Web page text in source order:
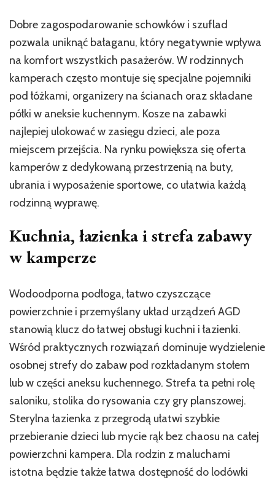
Dobre zagospodarowanie schowków i szuflad
pozwala uniknąć bałaganu, który negatywnie wpływa
na komfort wszystkich pasażerów. W rodzinnych
kamperach często montuje się specjalne pojemniki
pod łóżkami, organizery na ścianach oraz składane
półki w aneksie kuchennym. Kosze na zabawki
najlepiej ulokować w zasięgu dzieci, ale poza
miejscem przejścia. Na rynku powiększa się oferta
kamperów z dedykowaną przestrzenią na buty,
ubrania i wyposażenie sportowe, co ułatwia każdą
rodzinną wyprawę.
Kuchnia, łazienka i strefa zabawy
w kamperze
Wodoodporna podłoga, łatwo czyszczące
powierzchnie i przemyślany układ urządzeń AGD
stanowią klucz do łatwej obsługi kuchni i łazienki.
Wśród praktycznych rozwiązań dominuje wydzielenie
osobnej strefy do zabaw pod rozkładanym stołem
lub w części aneksu kuchennego. Strefa ta pełni rolę
saloniku, stolika do rysowania czy gry planszowej.
Sterylna łazienka z przegrodą ułatwi szybkie
przebieranie dzieci lub mycie rąk bez chaosu na całej
powierzchni kampera. Dla rodzin z maluchami
istotna będzie także łatwa dostępność do lodówki